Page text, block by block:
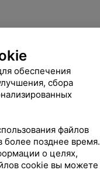
10-15
обеспечения
сбора
файлов
более позднее время.
о целях,
cookie вы можете